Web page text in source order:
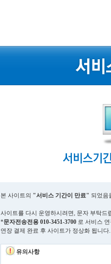
본 사이트의 "서비스 기간이 만료" 되었음
사이트를 다시 운영하시려면, 문자 부탁드
*문자전송전용 010-3451-3700 로 서비스
연장 결제 완료 후 사이트가 정상화 됩니다.
유의사항